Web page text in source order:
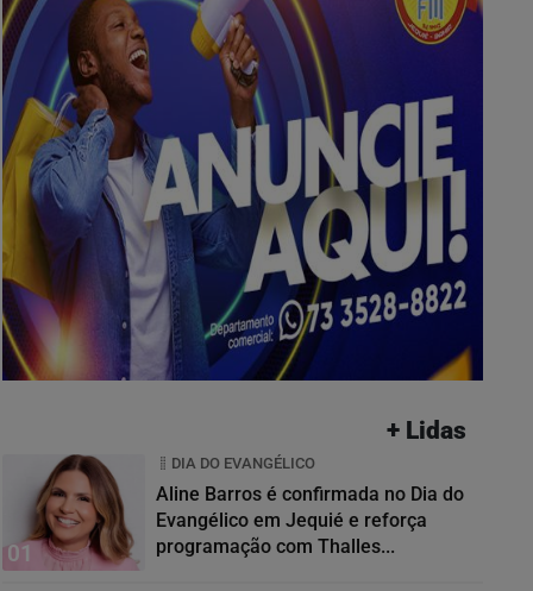
+ Lidas
01
DIA DO EVANGÉLICO
Aline Barros é confirmada no Dia do
Evangélico em Jequié e reforça
programação com Thalles...